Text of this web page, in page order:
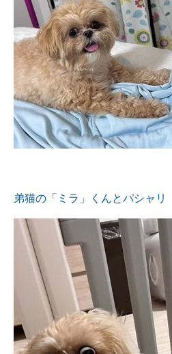
弟猫の「ミラ」くんとパシャリ